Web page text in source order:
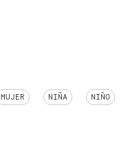
MUJER NIÑA NIÑO